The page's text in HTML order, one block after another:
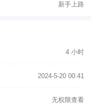
新手上路
4 小时
2024-5-20 00:41
无权限查看